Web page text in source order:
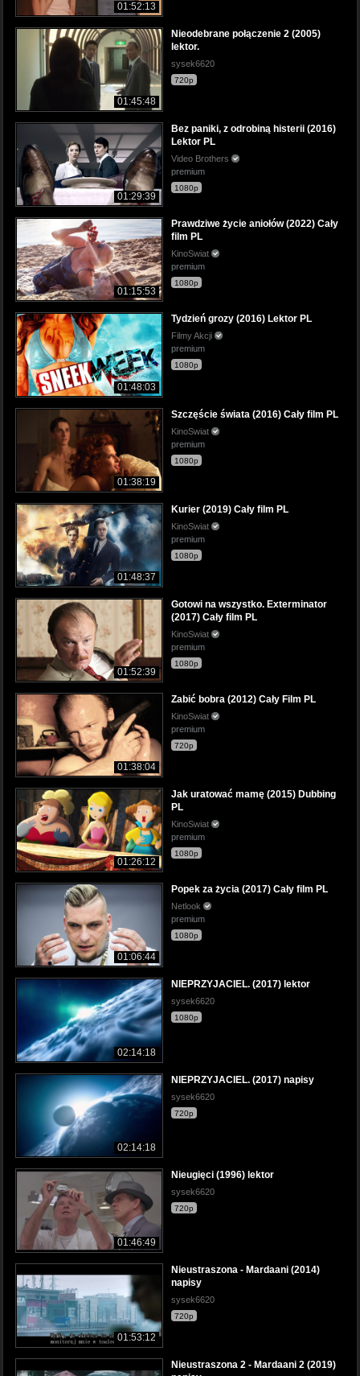
01:52:13
01:45:48
Nieodebrane połączenie 2 (2005)
lektor.
sysek6620
720p
01:29:39
Bez paniki, z odrobiną histerii (2016)
Lektor PL
Video Brothers
premium
1080p
01:15:53
Prawdziwe życie aniołów (2022) Cały
film PL
KinoSwiat
premium
1080p
01:48:03
Tydzień grozy (2016) Lektor PL
Filmy Akcji
premium
1080p
01:38:19
Szczęście świata (2016) Cały film PL
KinoSwiat
premium
1080p
01:48:37
Kurier (2019) Cały film PL
KinoSwiat
premium
1080p
01:52:39
Gotowi na wszystko. Exterminator
(2017) Cały film PL
KinoSwiat
premium
1080p
01:38:04
Zabić bobra (2012) Cały Film PL
KinoSwiat
premium
720p
01:26:12
Jak uratować mamę (2015) Dubbing
PL
KinoSwiat
premium
1080p
01:06:44
Popek za życia (2017) Cały film PL
Netlook
premium
1080p
02:14:18
NIEPRZYJACIEL. (2017) lektor
sysek6620
1080p
02:14:18
NIEPRZYJACIEL. (2017) napisy
sysek6620
720p
01:46:49
Nieugięci (1996) lektor
sysek6620
720p
01:53:12
Nieustraszona - Mardaani (2014)
napisy
sysek6620
720p
Nieustraszona 2 - Mardaani 2 (2019)